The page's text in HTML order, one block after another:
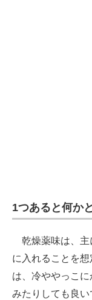
企業向けIT製品の
製造業のIT導入・
モノづくり技術者
1つあると何か
乾燥薬味は、主
に入れることを
は、冷ややっこ
みたりしても良